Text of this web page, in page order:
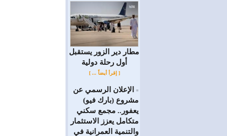
مطار دير الزور يستقبل
أول رحلة دولية
[ إقرأ أيضاً ... ]
=
الإعلان الرسمي عن
مشروع (بارك فيو)
يعفور.. مجمع سكني
متكامل يعزز الاستثمار
والتنمية العمرانية في